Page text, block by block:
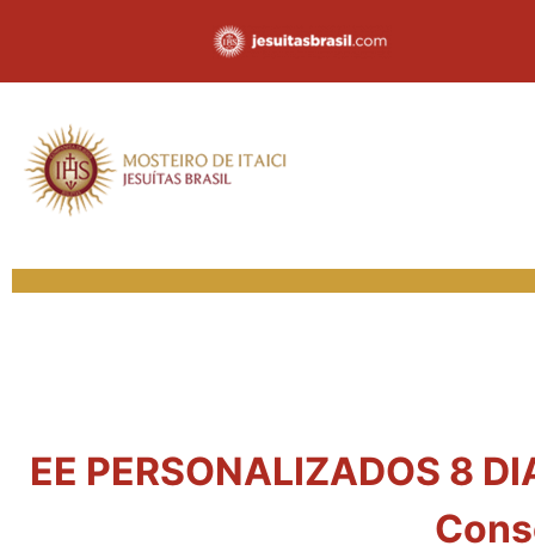
EE PERSONALIZADOS 8